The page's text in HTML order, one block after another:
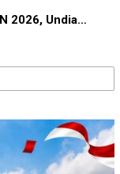
2026, Undia…